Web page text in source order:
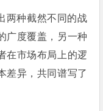
两种截然不同的战
广度覆盖，另一种
在市场布局上的逻
差异，共同谱写了